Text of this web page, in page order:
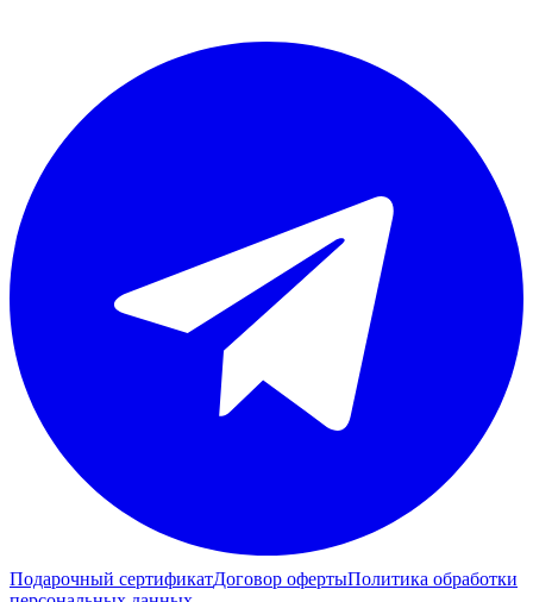
Подарочный сертификатДоговор офертыПолитика обработки